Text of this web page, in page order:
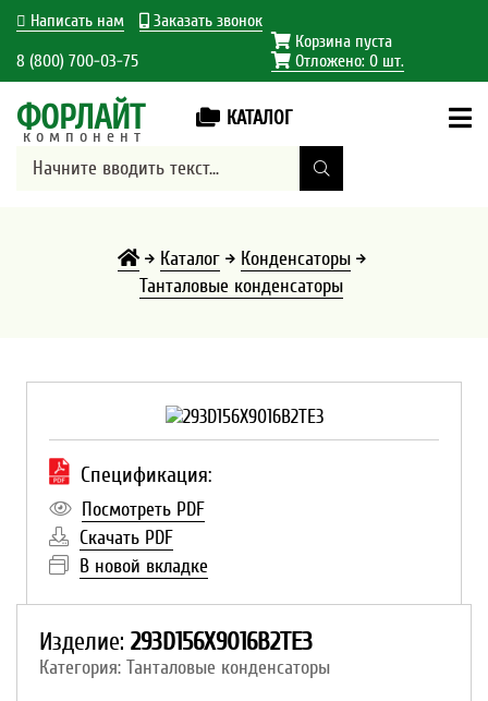
Написать нам Заказать звонок
8 (800) 700-03-75
Корзина пуста
Отложено: 0шт.
ФОРЛАЙТ
компонент
КАТАЛОГ
Каталог
Конденсаторы
Танталовые конденсаторы
Спецификация:
Посмотреть PDF
Скачать PDF
В новой вкладке
Изделие: 293D156X9016B2TE3
Категория: Танталовые конденсаторы